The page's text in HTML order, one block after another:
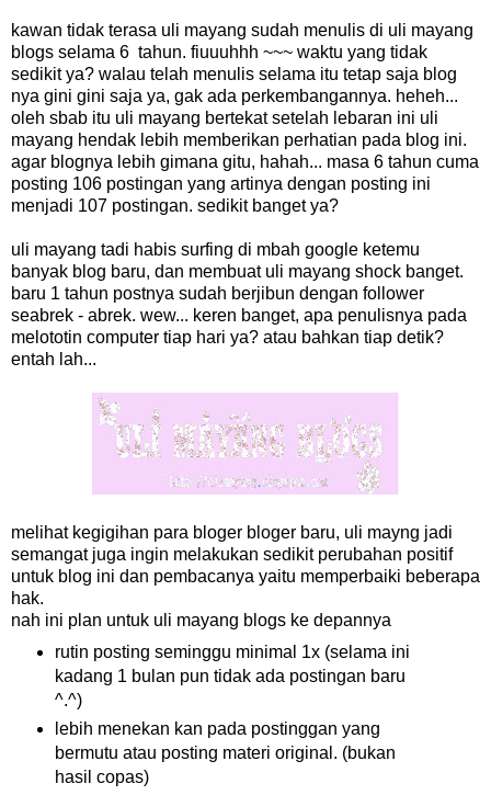
kawan tidak terasa uli mayang sudah menulis di uli mayang
blogs selama 6 tahun. fiuuuhhh ~~~ waktu yang tidak
sedikit ya? walau telah menulis selama itu tetap saja blog
nya gini gini saja ya, gak ada perkembangannya. heheh...
oleh sbab itu uli mayang bertekat setelah lebaran ini uli
mayang hendak lebih memberikan perhatian pada blog ini.
agar blognya lebih gimana gitu, hahah... masa 6 tahun cuma
posting 106 postingan yang artinya dengan posting ini
menjadi 107 postingan. sedikit banget ya?
uli mayang tadi habis surfing di mbah google ketemu
banyak blog baru, dan membuat uli mayang shock banget.
baru 1 tahun postnya sudah berjibun dengan follower
seabrek - abrek. wew... keren banget, apa penulisnya pada
melototin computer tiap hari ya? atau bahkan tiap detik?
entah lah...
melihat kegigihan para bloger bloger baru, uli mayng jadi
semangat juga ingin melakukan sedikit perubahan positif
untuk blog ini dan pembacanya yaitu memperbaiki beberapa
hak.
nah ini plan untuk uli mayang blogs ke depannya
rutin posting seminggu minimal 1x (selama ini
kadang 1 bulan pun tidak ada postingan baru
^.^)
lebih menekan kan pada postinggan yang
bermutu atau posting materi original. (bukan
hasil copas)